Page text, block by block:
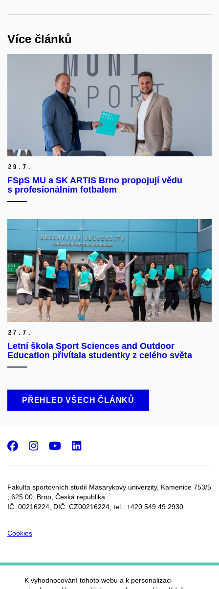
Více článků
29. 7.
FSpS MU a SK ARTIS Brno propojují vědu
s profesionálním fotbalem
27. 7.
Letní škola Sport Sciences and Outdoor
Education přivítala studentky z celého světa
PŘEHLED VŠECH ČLÁNKŮ
Fakulta sportovních studií Masarykovy univerzity, Kamenice 753/5​
, 625 00, Brno, Česká republika
IČ: 00216224, DIČ: CZ00216224, tel.: +420 549 49 2930
Cookies
Facebook
Instagram
Youtube
K vyhodnocování tohoto webu a k personalizaci